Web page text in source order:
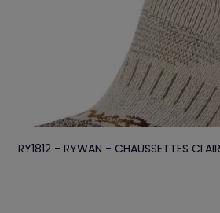
RY1812 - RYWAN - CHAUSSETTES